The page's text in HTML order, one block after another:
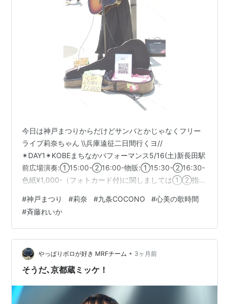
今日は神戸まつりからだけどサンバとかじゃなくフリー
ライブ莉奈ちゃん \\兵庫遠征二日間行くヨ//
✴︎DAY1✴︎KOBEまちなかパフォーマンス5/16(土)新長田駅
前広場演奏:①15:00-②16:00-物販:①15:30-②16:30-
色紙¥1,000-（フォトカード付)に関しましては①②指定
まつり 東遊園地演奏:11:50-物販:12:30-
pic.twitter.com/podl0PuTUG — 莉奈 (@rina_musicc)
2026年5月15日 夜は九条COCONOで心美イカワタ 今日
は路上ライブ予定だったんだけど…
#神戸まつり #莉奈 #九条COCONO #心美の歌時間
#斉藤れいか
やっぱりボロが好き MRFチーム • 3ヶ月前
そうだ､京都蔵ミッケ！